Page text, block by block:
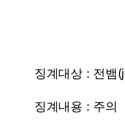
징계대상 : 전뱀
징계내용 : 주의